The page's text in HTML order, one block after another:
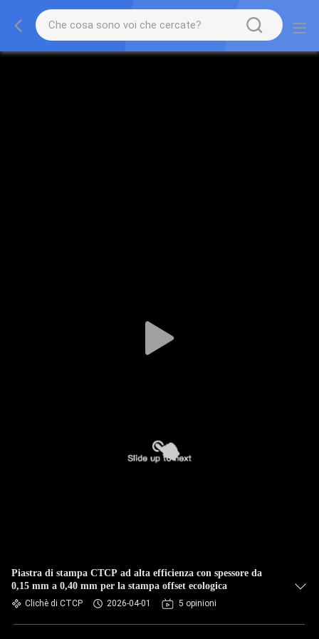
Piastra di stampa CTCP ad alta efficienza con spessore da
0,15 mm a 0,40 mm per la stampa offset ecologica
Clichè di CTCP 2026-04-01 5 opinioni